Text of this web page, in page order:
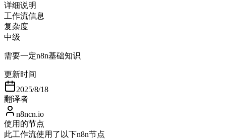
详细说明
工作流信息
复杂度
中级
需要一定n8n基础知识
更新时间
2025/8/18
翻译者
n8ncn.io
使用的节点
此工作流使用了以下n8n节点